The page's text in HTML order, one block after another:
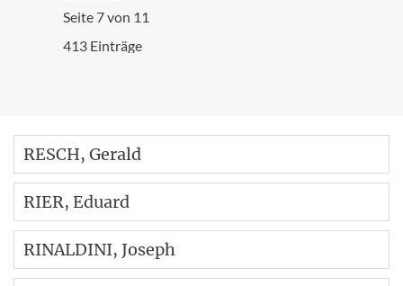
Seite 7 von 11
413 Einträge
RESCH, Gerald
RIER, Eduard
RINALDINI, Joseph